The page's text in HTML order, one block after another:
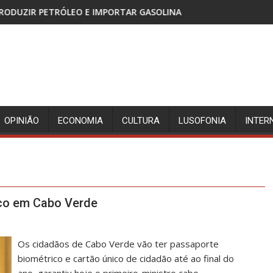
IMPORTAR GASOLINA CABINDA, TERRITÓRIO SEM
OPINIÃO ECONOMIA CULTURA LUSOFONIA
em Cabo Verde
Os cidadãos de Cabo Verde vão ter passaporte
biométrico e cartão único de cidadão até ao final do